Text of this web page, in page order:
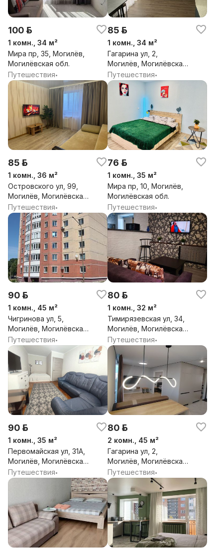
100 р.
1 комн., 34 м²
Мира пр, 35, Могилёв,
Могилёвская обл.
Путешествия•
85 р.
1 комн., 34 м²
Гагарина ул, 2,
Могилёв, Могилёвская
обл.
Путешествия•
85 р.
1 комн., 36 м²
Островского ул, 99,
Могилёв, Могилёвская
обл.
Путешествия•
76 р.
1 комн., 35 м²
Мира пр, 10, Могилёв,
Могилёвская обл.
Путешествия•
90 р.
1 комн., 45 м²
Чигринова ул, 5,
Могилёв, Могилёвская
обл.
Путешествия•
80 р.
1 комн., 32 м²
Тимирязевская ул, 34,
Могилёв, Могилёвская
обл.
Путешествия•
90 р.
1 комн., 35 м²
Первомайская ул, 31А,
Могилёв, Могилёвская
обл.
Путешествия•
80 р.
2 комн., 45 м²
Гагарина ул, 2,
Могилёв, Могилёвская
обл.
Путешествия•